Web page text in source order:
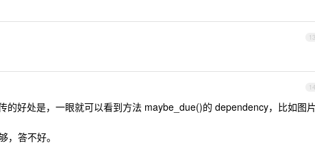
13
14
的好处是，一眼就可以看到方法 maybe_due()的 dependency，比如图
，答不好。